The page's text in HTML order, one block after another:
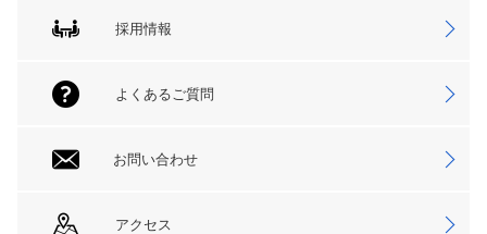
採用情報
よくあるご質問
お問い合わせ
アクセス